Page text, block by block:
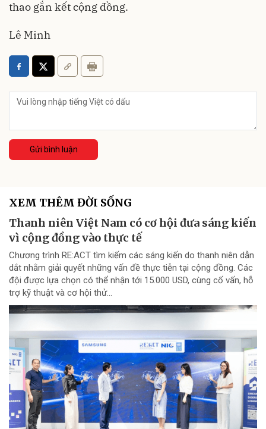
thao gắn kết cộng đồng.
Lê Minh
Gửi bình luận
XEM THÊM ĐỜI SỐNG
Thanh niên Việt Nam có cơ hội đưa sáng kiến
vì cộng đồng vào thực tế
Chương trình RE:ACT tìm kiếm các sáng kiến do thanh niên dẫn
dắt nhằm giải quyết những vấn đề thực tiễn tại cộng đồng. Các
đội được lựa chọn có thể nhận tới 15.000 USD, cùng cố vấn, hỗ
trợ kỹ thuật và cơ hội thử...